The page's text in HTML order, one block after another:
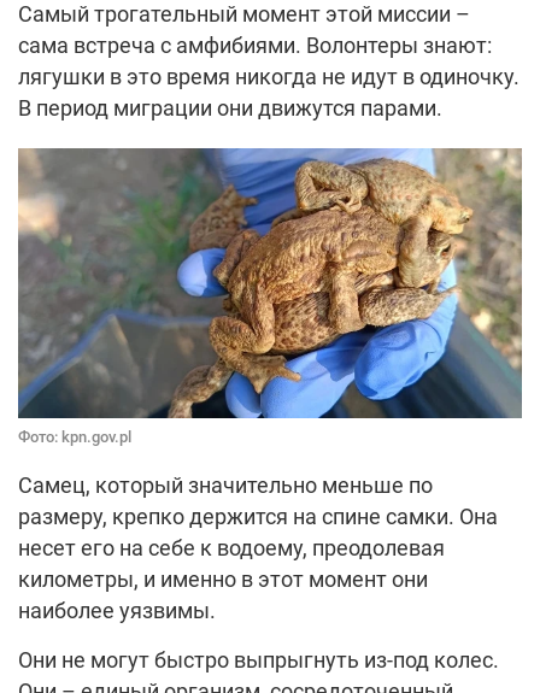
Самый трогательный момент этой миссии –
сама встреча с амфибиями. Волонтеры знают:
лягушки в это время никогда не идут в одиночку.
В период миграции они движутся парами.
Фото: kpn.gov.pl
Самец, который значительно меньше по
размеру, крепко держится на спине самки. Она
несет его на себе к водоему, преодолевая
километры, и именно в этот момент они
наиболее уязвимы.
Они не могут быстро выпрыгнуть из-под колес.